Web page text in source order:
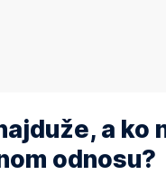
a ko
odnosu?